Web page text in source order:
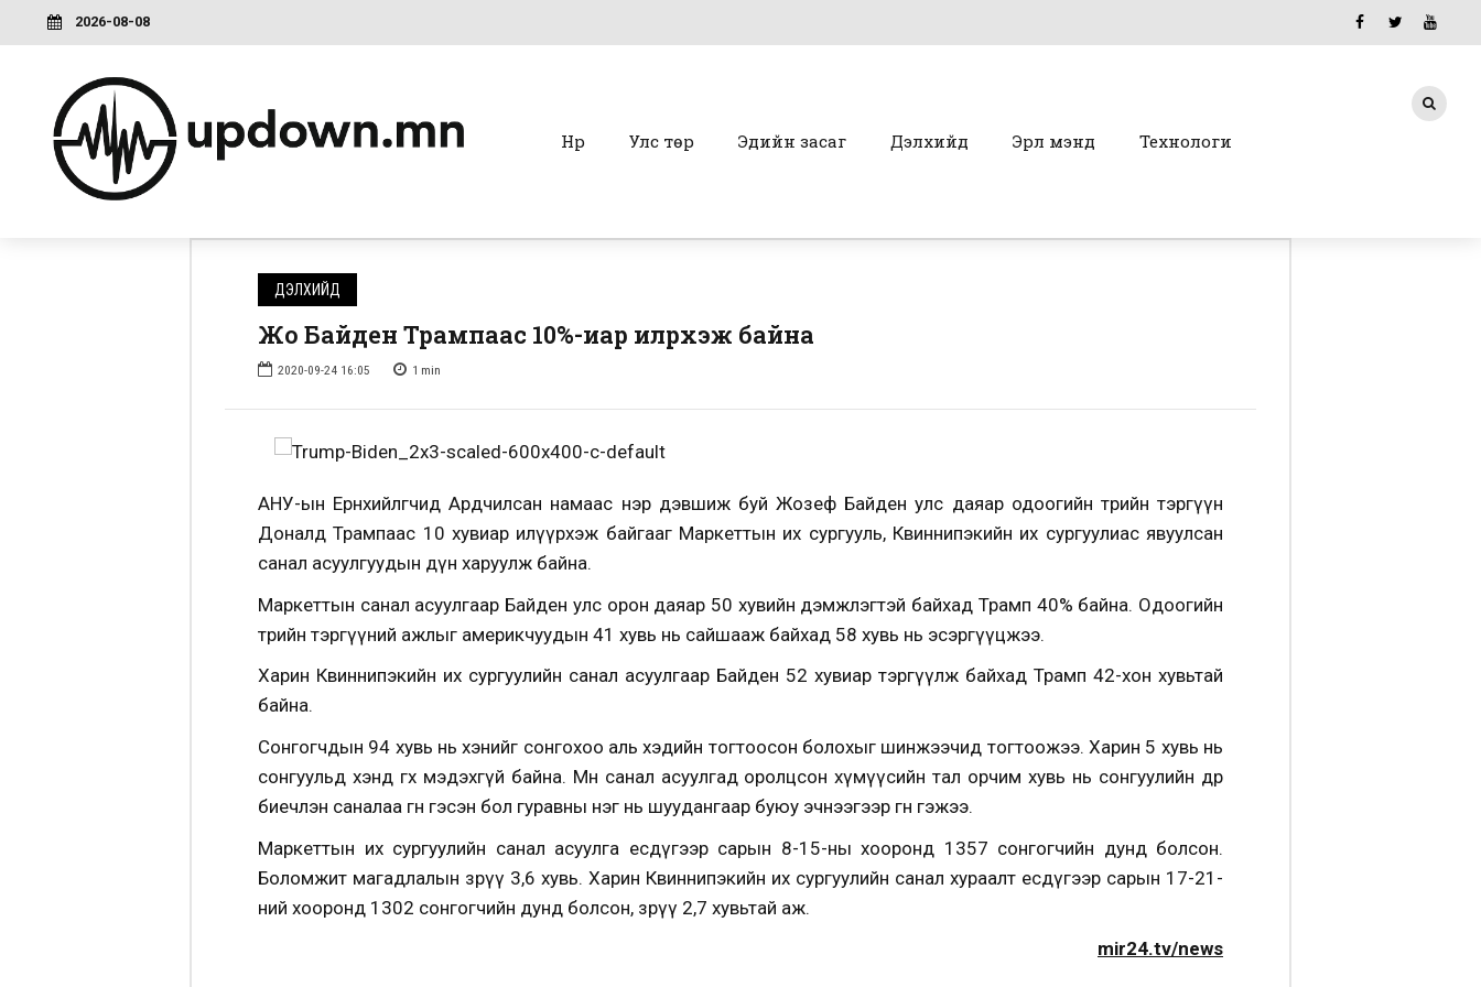
2026-08-08
Нүүр Улс төр Эдийн засаг Дэлхийд Эрүүл мэнд Технологи
ДЭЛХИЙД
Жо Байден Трампаас 10%-иар илүүрхэж байна
2020-09-24 16:05 1 min
АНУ-ын Ерөнхийлөгчид Ардчилсан намаас нэр дэвшиж буй Жозеф Байден улс даяар одоогийн төрийн тэргүүн
Доналд Трампаас 10 хувиар илүүрхэж байгааг Маркеттын их сургууль, Квиннипэкийн их сургуулиас явуулсан
санал асуулгуудын дүн харуулж байна.
Маркеттын санал асуулгаар Байден улс орон даяар 50 хувийн дэмжлэгтэй байхад Трамп 40% байна. Одоогийн
төрийн тэргүүний ажлыг америкчуудын 41 хувь нь сайшааж байхад 58 хувь нь эсэргүүцжээ.
Харин Квиннипэкийн их сургуулийн санал асуулгаар Байден 52 хувиар тэргүүлж байхад Трамп 42-хон хувьтай
байна.
Сонгогчдын 94 хувь нь хэнийг сонгохоо аль хэдийн тогтоосон болохыг шинжээчид тогтоожээ. Харин 5 хувь нь
сонгуульд хэнд өгөхөө мэдэхгүй байна. Мөн санал асуулгад оролцсон хүмүүсийн тал орчим хувь нь сонгуулийн өдөр
биечлэн саналаа өгнө гэсэн бол гуравны нэг нь шуудангаар буюу эчнээгээр өгнө гэжээ.
Маркеттын их сургуулийн санал асуулга есдүгээр сарын 8-15-ны хооронд 1357 сонгогчийн дунд болсон.
Боломжит магадлалын зөрүү 3,6 хувь. Харин Квиннипэкийн их сургуулийн санал хураалт есдүгээр сарын 17-21-
ний хооронд 1302 сонгогчийн дунд болсон, зөрүү 2,7 хувьтай аж.
mir24.tv/news